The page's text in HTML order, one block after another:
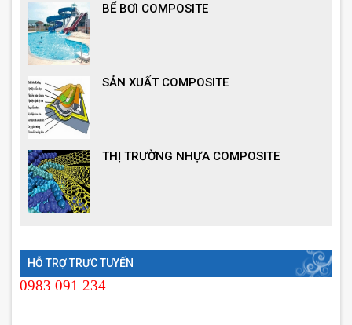
BỂ BƠI COMPOSITE
SẢN XUẤT COMPOSITE
THỊ TRƯỜNG NHỰA COMPOSITE
HỖ TRỢ TRỰC TUYẾN
0983 091 234